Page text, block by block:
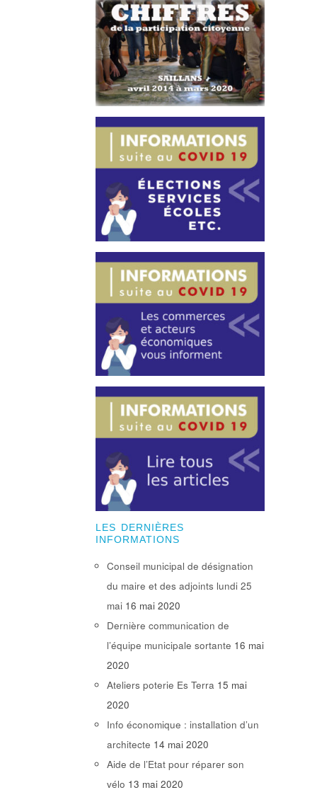
LES DERNIÈRES
INFORMATIONS
Conseil municipal de désignation
du maire et des adjoints lundi 25
mai 16 mai 2020
Dernière communication de
l’équipe municipale sortante 16 mai
2020
Ateliers poterie Es Terra 15 mai
2020
Info économique : installation d’un
architecte 14 mai 2020
Aide de l’Etat pour réparer son
vélo 13 mai 2020